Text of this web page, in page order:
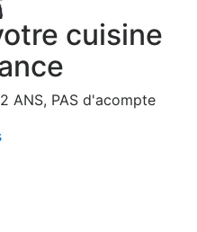
cuisine
ANS, PAS d'acompte